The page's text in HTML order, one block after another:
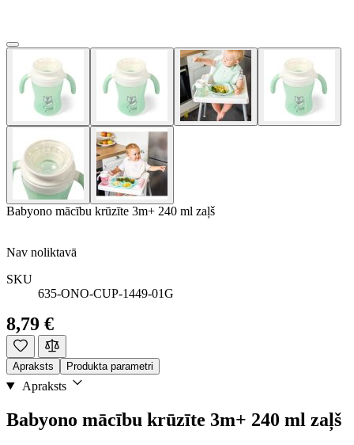
Babyono mācību krūzīte 3m+ 240 ml zaļš
Nav noliktavā
SKU
635-ONO-CUP-1449-01G
8,79 €
Apraksts Produkta parametri
Apraksts
Babyono mācību krūzīte 3m+ 240 ml zaļš